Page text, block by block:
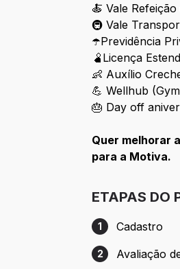
🍝 Vale
🚇 Vale
☂️Previdência
🫄Licença
👶 Auxílio
💪 Wellhub
🎂 Day off
Quer melhorar
para a Motiva.
ETAPAS DO
Etapa 1: Cadastro
1 Cadastro
Etapa 2:
2 Avaliação